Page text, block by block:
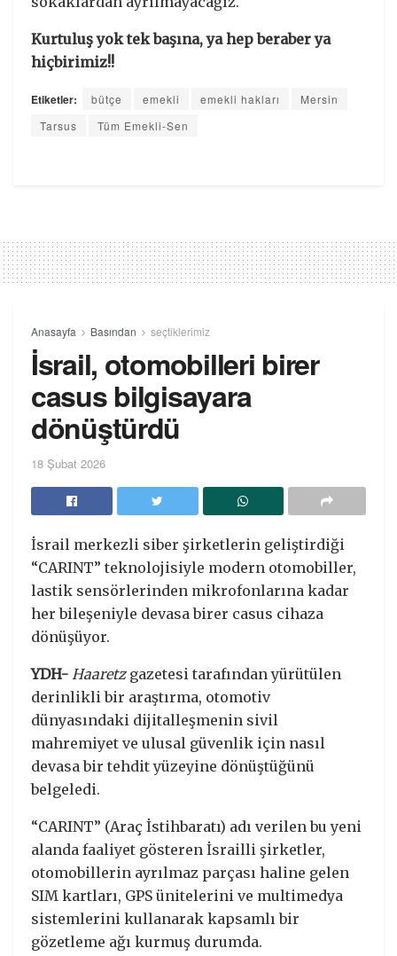
Kurtuluş yok tek başına, ya hep beraber ya
hiçbirimiz!!
Etiketler: bütçe emekli emekli hakları
Mersin
Tarsus
Tüm Emekli-Sen
Anasayfa Basından seçtiklerimiz
İsrail, otomobilleri birer
casus bilgisayara
dönüştürdü
18 Şubat 2026
İsrail merkezli siber şirketlerin geliştirdiği
“CARINT” teknolojisiyle modern otomobiller,
lastik sensörlerinden mikrofonlarına kadar
her bileşeniyle devasa birer casus cihaza
dönüşüyor.
YDH- Haaretzgazetesi tarafından yürütülen
derinlikli bir araştırma, otomotiv
dünyasındaki dijitalleşmenin sivil
mahremiyet ve ulusal güvenlik için nasıl
devasa bir tehdit yüzeyine dönüştüğünü
belgeledi.
“CARINT” (Araç İstihbaratı) adı verilen bu yeni
alanda faaliyet gösteren İsrailli şirketler,
otomobillerin ayrılmaz parçası haline gelen
SIM kartları, GPS ünitelerini ve multimedya
sistemlerini kullanarak kapsamlı bir
gözetleme ağı kurmuş durumda.